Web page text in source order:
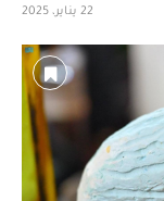
22 يناير، 2025